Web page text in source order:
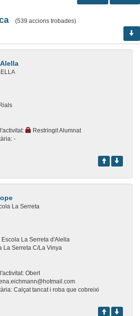
(539 accions trobades)
Restringit Alumnat
-
La Serreta
Escola La Serreta d'Alella
La Serreta C/La Vinya
Obert
Calçat tancat i roba que cobreixi